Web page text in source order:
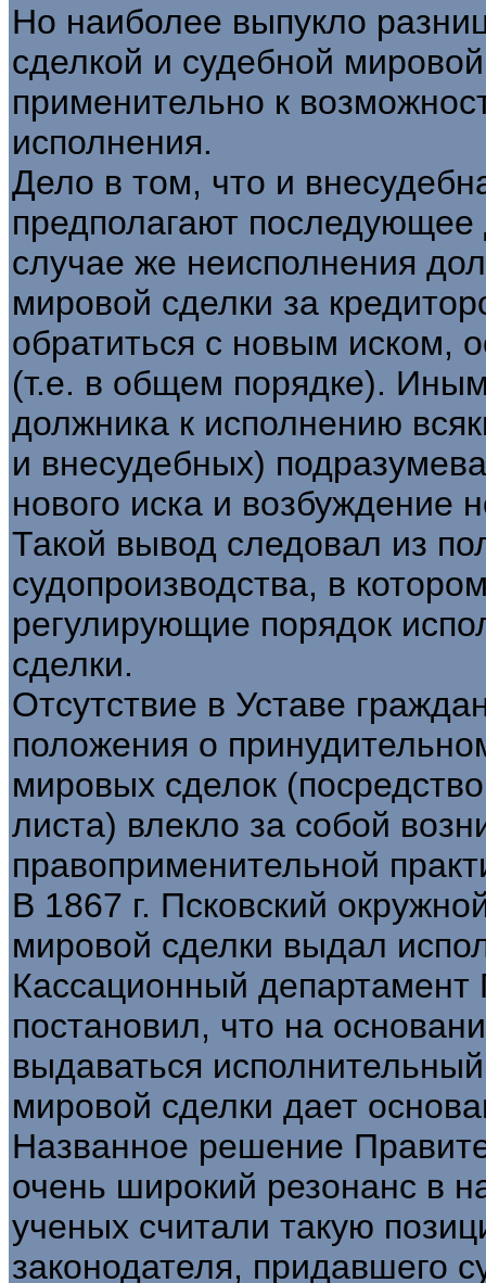
Но наиболее выпукло
сделкой и судебной
применительно к
исполнения.
Дело в том, что и
предполагают
случае же неисполнения
мировой сделки за
обратиться с новым иском,
(т.е. в общем порядке).
должника к исполнению
и внесудебных)
нового иска и возбуждение
Такой вывод следовал из
судопроизводства, в
регулирующие порядок
сделки.
Отсутствие в Уставе
положения о
мировых сделок
листа) влекло за собой
правоприменительной
В 1867 г. Псковский
мировой сделки выдал
Кассационный
постановил, что на
выдаваться
мировой сделки дает
Названное решение
очень широкий резонанс в
ученых считали такую
законодателя, придавшего